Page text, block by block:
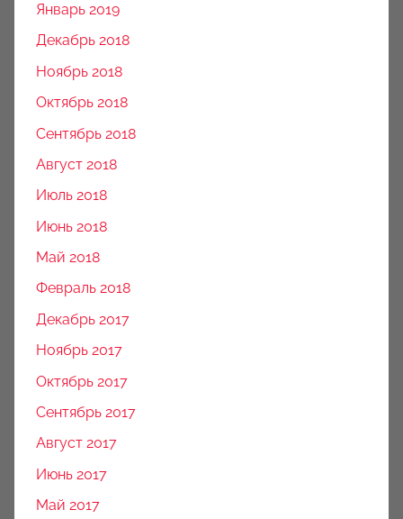
Январь 2019
Декабрь 2018
Ноябрь 2018
Октябрь 2018
Сентябрь 2018
Август 2018
Июль 2018
Июнь 2018
Май 2018
Февраль 2018
Декабрь 2017
Ноябрь 2017
Октябрь 2017
Сентябрь 2017
Август 2017
Июнь 2017
Май 2017